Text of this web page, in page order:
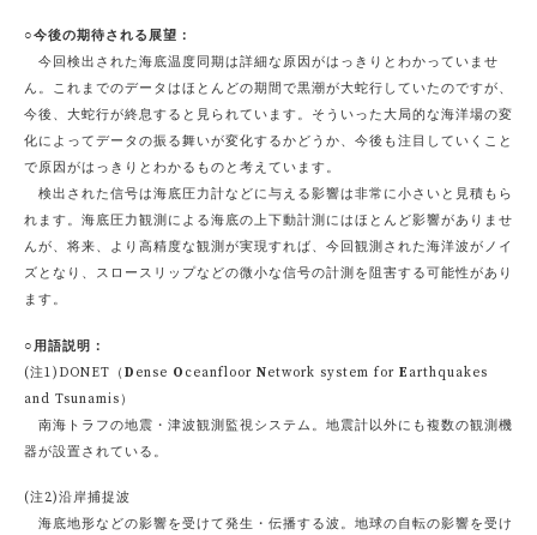
○今後の期待される展望：
今回検出された海底温度同期は詳細な原因がはっきりとわかっていませ
ん。これまでのデータはほとんどの期間で黒潮が大蛇行していたのですが、
今後、大蛇行が終息すると見られています。そういった大局的な海洋場の変
化によってデータの振る舞いが変化するかどうか、今後も注目していくこと
で原因がはっきりとわかるものと考えています。
検出された信号は海底圧力計などに与える影響は非常に小さいと見積もら
れます。海底圧力観測による海底の上下動計測にはほとんど影響がありませ
んが、将来、より高精度な観測が実現すれば、今回観測された海洋波がノイ
ズとなり、スロースリップなどの微小な信号の計測を阻害する可能性があり
ます。
○用語説明：
(注1)DONET（ D ense O ceanfloor Network system for E arthquakes
and Tsunamis）
南海トラフの地震・津波観測監視システム。地震計以外にも複数の観測機
器が設置されている。
(注2)沿岸捕捉波
海底地形などの影響を受けて発生・伝播する波。地球の自転の影響を受け